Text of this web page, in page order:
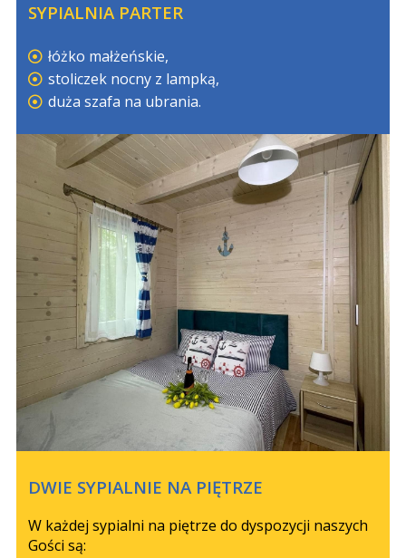
SYPIALNIA PARTER
łóżko małżeńskie,
stoliczek nocny z lampką,
duża szafa na ubrania.
DWIE SYPIALNIE NA PIĘTRZE
W każdej sypialni na piętrze do dyspozycji naszych
Gości są: